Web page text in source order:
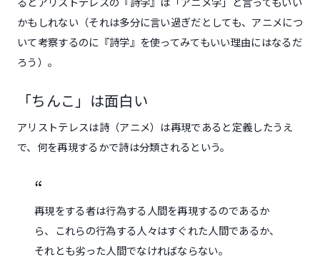
かもしれない（それは多分に言い過ぎだとしても、アニメにつ
いて考察するのに『詩学』を使ってみてもいい理由にはなるだ
ろう）。
「ちんこ」は面白い
アリストテレスは詩（アニメ）は再現であると定義したうえ
で、何を再現するかで詩は分類されるという。
再現をする者は行為する人間を再現するのであるか
ら、これらの行為する人々はすぐれた人間であるか、
それとも劣った人間でなければならない。